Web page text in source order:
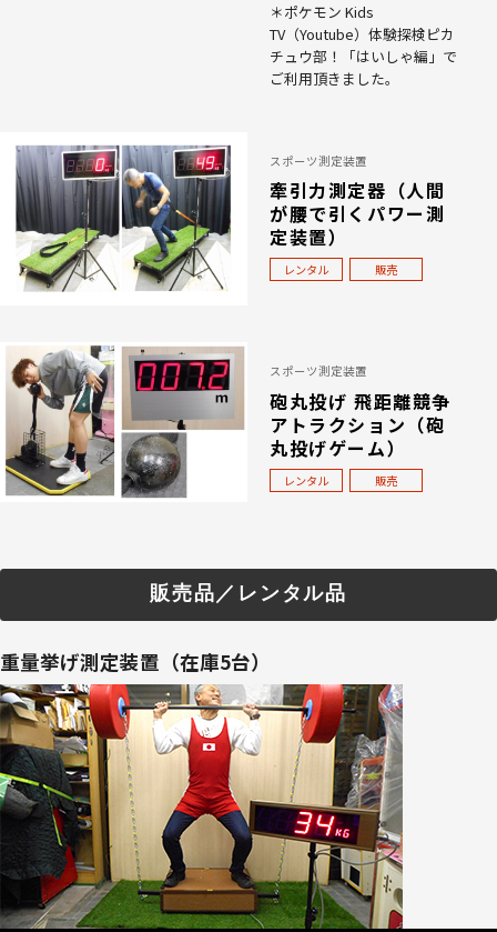
＊ポケモン Kids
TV（Youtube）体験探検ピカ
チュウ部！「はいしゃ編」で
ご利用頂きました。
スポーツ測定装置
牽引力測定器（人間
が腰で引くパワー測
定装置）
レンタル 販売
スポーツ測定装置
砲丸投げ 飛距離競争
アトラクション（砲
丸投げゲーム）
レンタル 販売
販売品／レンタル品
重量挙げ測定装置（在庫5台）